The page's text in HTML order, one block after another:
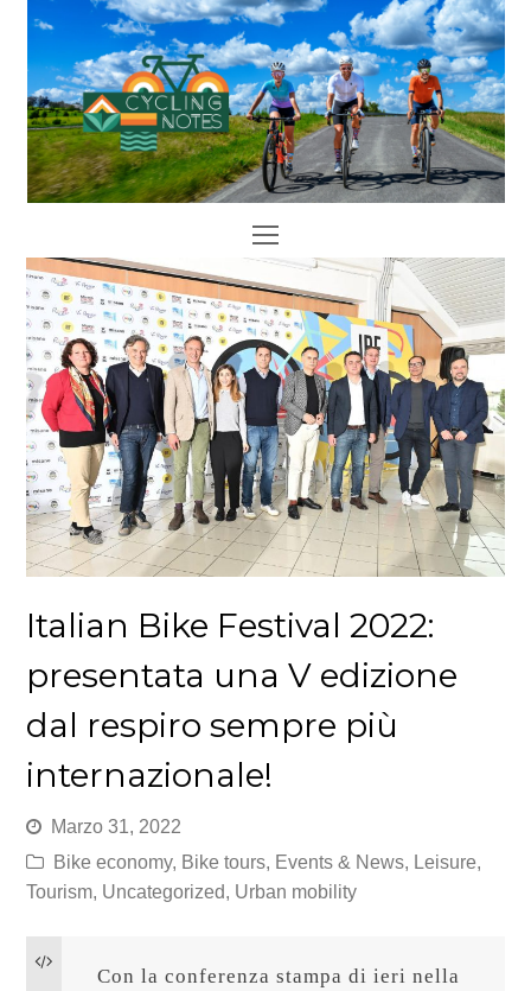
Open
Mobile
Menu
Italian Bike Festival 2022:
presentata una V edizione
dal respiro sempre più
internazionale!
Marzo 31, 2022
Bike economy, Bike tours, Events & News, Leisure,
Tourism, Uncategorized, Urban mobility
Con la conferenza stampa di ieri nella